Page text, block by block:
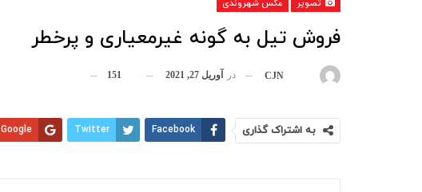
تصویر عکس شهروندی
فروش تیل به گونه غیرمعیاری و پرخطر
CJN در آوریل 27, 2021 151
به اشتراک گذاری Facebook
Twitter
Google+